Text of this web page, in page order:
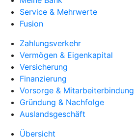
Service & Mehrwerte
Fusion
Zahlungsverkehr
Vermögen & Eigenkapital
Versicherung
Finanzierung
Vorsorge & Mitarbeiterbindung
Gründung & Nachfolge
Auslandsgeschäft
Übersicht